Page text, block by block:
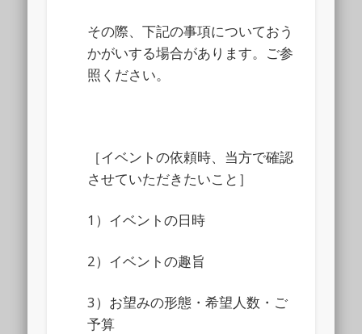
その際、下記の事項についておう
かがいする場合があります。ご参
照ください。
［イベントの依頼時、当方で確認
させていただきたいこと］
1）イベントの日時
2）イベントの趣旨
3）お望みの形態・希望人数・ご
予算